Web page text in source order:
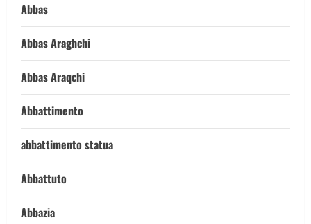
Abbas
Abbas Araghchi
Abbas Araqchi
Abbattimento
abbattimento statua
Abbattuto
Abbazia